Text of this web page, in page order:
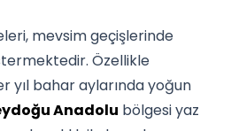
mevsim geçişlerinde
Özellikle
yıl bahar aylarında yoğun
Anadolu bölgesi yaz